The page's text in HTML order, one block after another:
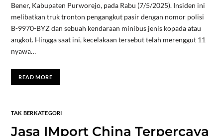
Bener, Kabupaten Purworejo, pada Rabu (7/5/2025). Insiden ini
melibatkan truk tronton pengangkut pasir dengan nomor polisi
B-9970-BYZ dan sebuah kendaraan minibus jenis kopada atau
angkot. Hingga saat ini, kecelakaan tersebut telah merenggut 11
nyawa…
READ MORE
TAK BERKATEGORI
Jasa IMport China Terpercaya